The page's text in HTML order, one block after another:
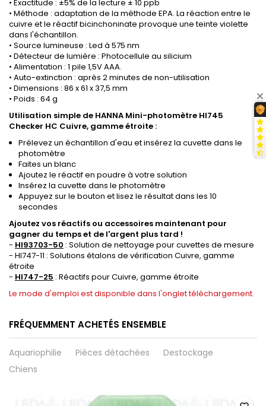
• Exactitude : ±5% de la lecture ± 10 ppb
• Méthode : adaptation de la méthode EPA. La réaction entre le
cuivre et le réactif bicinchoninate provoque une teinte violette
dans l'échantillon.
• Source lumineuse : Led à 575 nm
• Détecteur de lumière : Photocellule au silicium
• Alimentation : 1 pile 1,5V AAA.
• Auto-extinction : après 2 minutes de non-utilisation
• Dimensions : 86 x 61 x 37,5 mm
• Poids : 64 g
Utilisation simple de HANNA Mini-photomètre HI745
Checker HC Cuivre, gamme étroite :
Prélevez un échantillon d'eau et insérez la cuvette dans le
photomètre
Faites un blanc
Ajoutez le réactif en poudre à votre solution
Insérez la cuvette dans le photomètre
Appuyez sur le bouton et lisez le résultat dans les 10
secondes
Ajoutez vos réactifs ou accessoires maintenant pour
gagner du temps et de l'argent plus tard !
- HI93703-50 : Solution de nettoyage pour cuvettes de mesure
- HI747-11 : Solutions étalons de vérification Cuivre, gamme
étroite
- HI747-25 : Réactifs pour Cuivre, gamme étroite
Le mode d'emploi est disponible dans l'onglet téléchargement.
FRÉQUEMMENT ACHETÉS ENSEMBLE
Aquariophilie Pièces détachées
Destockage
Chiens